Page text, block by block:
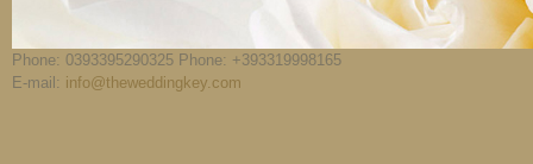
Phone: 0393395290325 Phone: +393319998165
E-mail: info@theweddingkey.com